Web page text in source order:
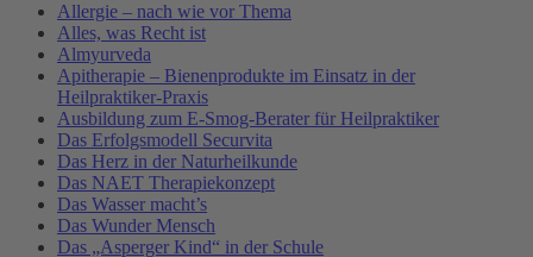
Allergie – nach wie vor Thema
Alles, was Recht ist
Almyurveda
Apitherapie – Bienenprodukte im Einsatz in der
Heilpraktiker-Praxis
Ausbildung zum E-Smog-Berater für Heilpraktiker
Das Erfolgsmodell Securvita
Das Herz in der Naturheilkunde
Das NAET Therapiekonzept
Das Wasser macht’s
Das Wunder Mensch
Das „Asperger Kind“ in der Schule